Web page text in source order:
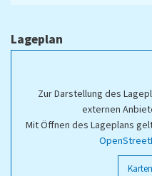
Lageplan
Zur Darstellung des
externen
Mit Öffnen des Lageplans